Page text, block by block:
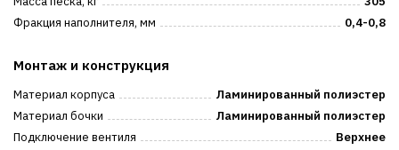
Фракция наполнителя, мм
0,4-0,8
Монтаж и конструкция
Материал корпуса
Ламинированный полиэстер
Материал бочки
Ламинированный полиэстер
Подключение вентиля
Верхнее